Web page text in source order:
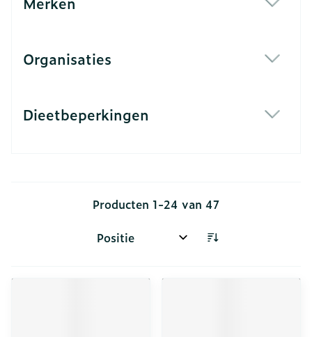
Organisaties
Dieetbeperkingen
Producten 1-24 van 47
Sorteer op: